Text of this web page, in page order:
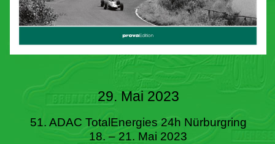
29. Mai 2023
51. ADAC TotalEnergies 24h Nürburgring
18. – 21. Mai 2023